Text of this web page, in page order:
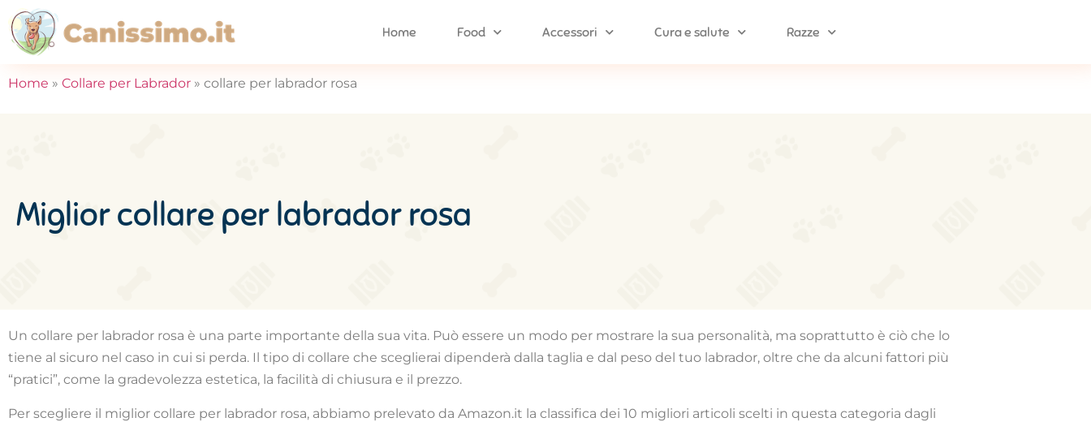
Home Food Accessori Cura e salute Razze
Home » Collare per Labrador » collare per labrador rosa
Miglior collare per labrador rosa
Un collare per labrador rosa è una parte importante della sua vita. Può essere un modo per mostrare la sua personalità, ma soprattutto è ciò che lo
tiene al sicuro nel caso in cui si perda. Il tipo di collare che sceglierai dipenderà dalla taglia e dal peso del tuo labrador, oltre che da alcuni fattori più
“pratici”, come la gradevolezza estetica, la facilità di chiusura e il prezzo.
Per scegliere il miglior collare per labrador rosa, abbiamo prelevato da Amazon.it la classifica dei 10 migliori articoli scelti in questa categoria dagli